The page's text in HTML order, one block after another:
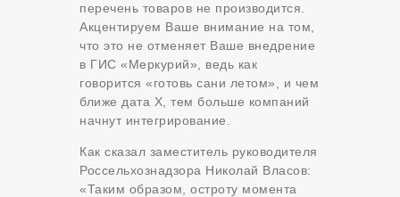
перечень товаров не производится.
Акцентируем Ваше внимание на том,
что это не отменяет Ваше внедрение
в ГИС «Меркурий», ведь как
говорится «готовь сани летом», и чем
ближе дата Х, тем больше компаний
начнут интегрирование.
Как сказал заместитель руководителя
Россельхознадзора Николай Власов:
«Таким образом, остроту момента